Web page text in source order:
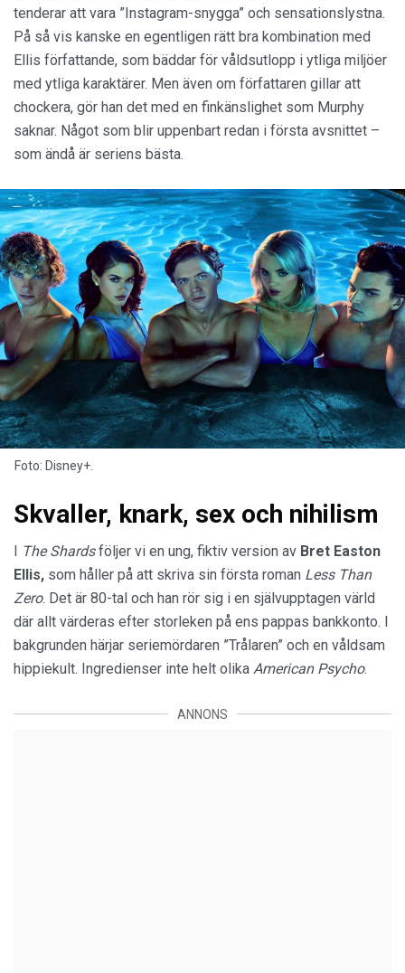
tenderar att vara ”Instagram-snygga” och sensationslystna.
På så vis kanske en egentligen rätt bra kombination med
Ellis författande, som bäddar för våldsutlopp i ytliga miljöer
med ytliga karaktärer. Men även om författaren gillar att
chockera, gör han det med en finkänslighet som Murphy
saknar. Något som blir uppenbart redan i första avsnittet –
som ändå är seriens bästa.
Foto: Disney+.
Skvaller, knark, sex och nihilism
I The Shardsföljer vi en ung, fiktiv version av Bret Easton
Ellis, som håller på att skriva sin första roman Less Than
Zero. Det är 80-tal och han rör sig i en självupptagen värld
där allt värderas efter storleken på ens pappas bankkonto. I
bakgrunden härjar seriemördaren ”Trålaren” och en våldsam
hippiekult. Ingredienser inte helt olika American Psycho.
ANNONS